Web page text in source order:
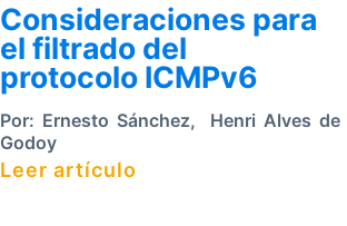
Consideraciones para
el filtrado del
protocolo ICMPv6
Por: Ernesto Sánchez,
Henri Alves de
Godoy
Leer artículo